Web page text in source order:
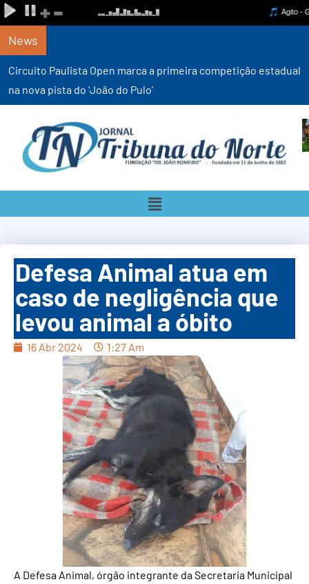
News
Circuito Paulista Open marca a primeira competição estadual
na nova pista do ‘João do Pulo’
Defesa Animal atua em
caso de negligência que
levou animal a óbito
16 Abr 2024 1:27 Am
A Defesa Animal, órgão integrante da Secretaria Municipal